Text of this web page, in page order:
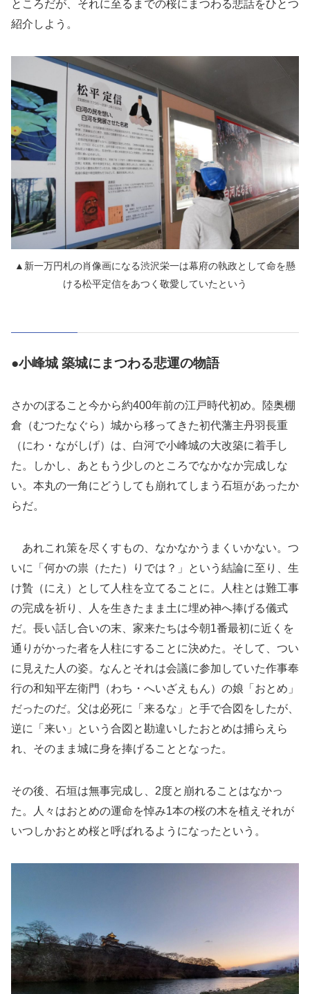
ところだが、それに至るまでの桜にまつわる悲話をひとつ
紹介しよう。
▲新一万円札の肖像画になる渋沢栄一は幕府の執政として命を懸
ける松平定信をあつく敬愛していたという
●小峰城 築城にまつわる悲運の物語
さかのぼること今から約400年前の江戸時代初め。陸奥棚
倉（むつたなぐら）城から移ってきた初代藩主丹羽長重
（にわ・ながしげ）は、白河で小峰城の大改築に着手し
た。しかし、あともう少しのところでなかなか完成しな
い。本丸の一角にどうしても崩れてしまう石垣があったか
らだ。
あれこれ策を尽くすもの、なかなかうまくいかない。つ
いに「何かの祟（たた）りでは？」という結論に至り、生
け贄（にえ）として人柱を立てることに。人柱とは難工事
の完成を祈り、人を生きたまま土に埋め神へ捧げる儀式
だ。長い話し合いの末、家来たちは今朝1番最初に近くを
通りがかった者を人柱にすることに決めた。そして、つい
に見えた人の姿。なんとそれは会議に参加していた作事奉
行の和知平左衛門（わち・へいざえもん）の娘「おとめ」
だったのだ。父は必死に「来るな」と手で合図をしたが、
逆に「来い」という合図と勘違いしたおとめは捕らえら
れ、そのまま城に身を捧げることとなった。
その後、石垣は無事完成し、2度と崩れることはなかっ
た。人々はおとめの運命を悼み1本の桜の木を植えそれが
いつしかおとめ桜と呼ばれるようになったという。